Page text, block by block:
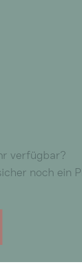
verfügbar?
noch ein